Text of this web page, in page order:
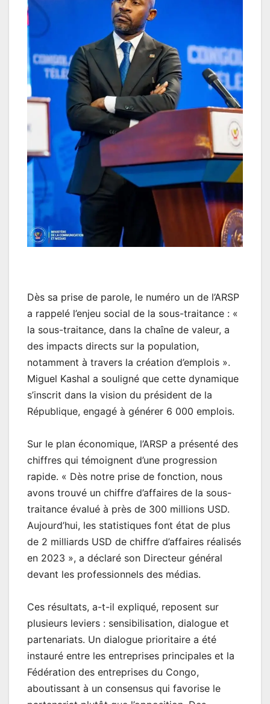
Dès sa prise de parole, le numéro un de l’ARSP
a rappelé l’enjeu social de la sous-traitance : «
la sous-traitance, dans la chaîne de valeur, a
des impacts directs sur la population,
notamment à travers la création d’emplois ».
Miguel Kashal a souligné que cette dynamique
s’inscrit dans la vision du président de la
République, engagé à générer 6 000 emplois.
Sur le plan économique, l’ARSP a présenté des
chiffres qui témoignent d’une progression
rapide. « Dès notre prise de fonction, nous
avons trouvé un chiffre d’affaires de la sous-
traitance évalué à près de 300 millions USD.
Aujourd’hui, les statistiques font état de plus
de 2 milliards USD de chiffre d’affaires réalisés
en 2023 », a déclaré son Directeur général
devant les professionnels des médias.
Ces résultats, a-t-il expliqué, reposent sur
plusieurs leviers : sensibilisation, dialogue et
partenariats. Un dialogue prioritaire a été
instauré entre les entreprises principales et la
Fédération des entreprises du Congo,
aboutissant à un consensus qui favorise le